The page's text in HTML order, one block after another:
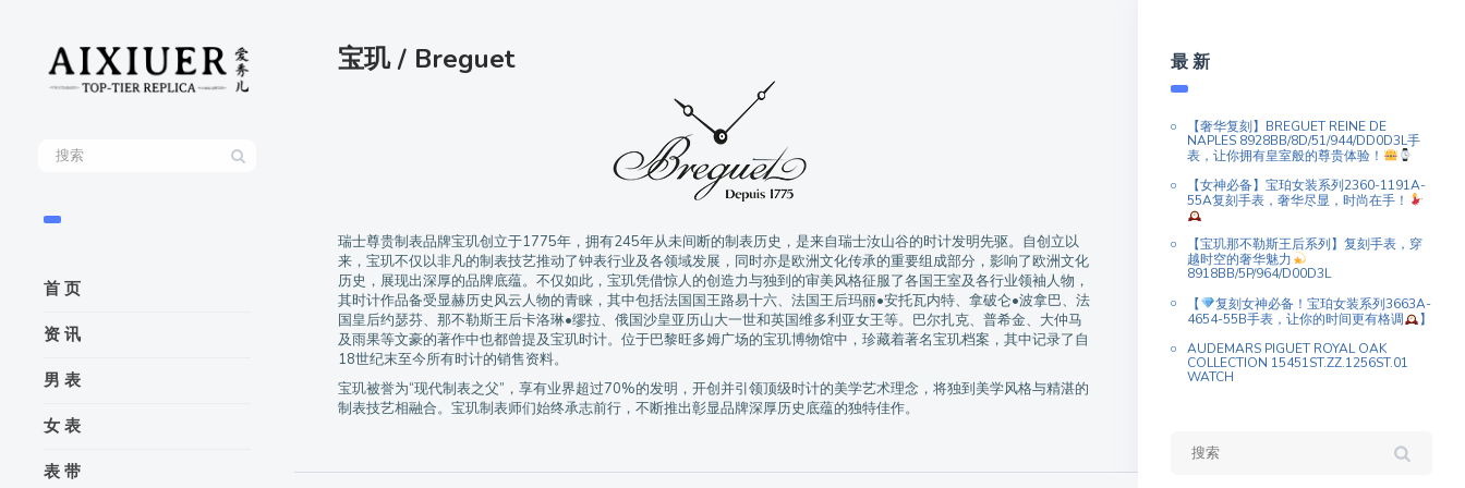
首 页
资 讯
男 表
女 表
表 带
宝玑 / Breguet
瑞士尊贵制表品牌宝玑创立于1775年，拥有245年从未间断的制表历史，是来自瑞士汝山谷的时计发明先驱。自创立以
来，宝玑不仅以非凡的制表技艺推动了钟表行业及各领域发展，同时亦是欧洲文化传承的重要组成部分，影响了欧洲文化
历史，展现出深厚的品牌底蕴。不仅如此，宝玑凭借惊人的创造力与独到的审美风格征服了各国王室及各行业领袖人物，
其时计作品备受显赫历史风云人物的青睐，其中包括法国国王路易十六、法国王后玛丽•安托瓦内特、拿破仑•波拿巴、法
国皇后约瑟芬、那不勒斯王后卡洛琳•缪拉、俄国沙皇亚历山大一世和英国维多利亚女王等。巴尔扎克、普希金、大仲马
及雨果等文豪的著作中也都曾提及宝玑时计。位于巴黎旺多姆广场的宝玑博物馆中，珍藏着著名宝玑档案，其中记录了自
18世纪末至今所有时计的销售资料。
宝玑被誉为“现代制表之父”，享有业界超过70%的发明，开创并引领顶级时计的美学艺术理念，将独到美学风格与精湛的
制表技艺相融合。宝玑制表师们始终承志前行，不断推出彰显品牌深厚历史底蕴的独特佳作。
最 新
【奢华复刻】BREGUET REINE DE
NAPLES 8928BB/8D/51/944/DD0D3L手
表，让你拥有皇室般的尊贵体验！
【女神必备】宝珀女装系列2360-1191A-
55A复刻手表，奢华尽显，时尚在手！
【宝玑那不勒斯王后系列】复刻手表，穿
越时空的奢华魅力
8918BB/5P/964/D00D3L
【
复刻女神必备！宝珀女装系列3663A-
4654-55B手表，让你的时间更有格调
】
AUDEMARS PIGUET ROYAL OAK
COLLECTION 15451ST.ZZ.1256ST.01
WATCH